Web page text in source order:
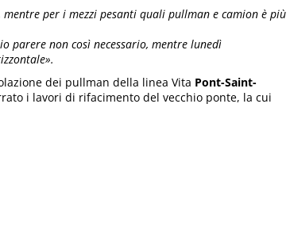
per i mezzi pesanti quali pullman e camion è più
parere non così necessario, mentre lunedì
dei pullman della linea Vita Pont-Saint-
i lavori di rifacimento del vecchio ponte, la cui